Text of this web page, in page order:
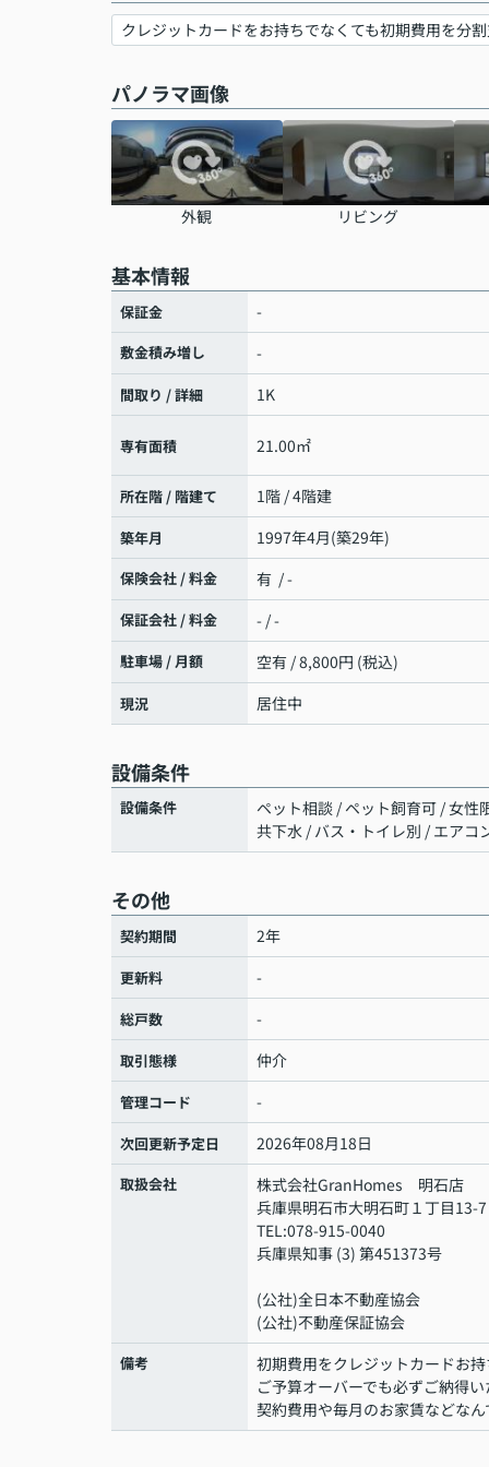
クレジットカードをお持ちでなくても初期費用を分
パノラマ画像
外観 リビング
基本情報
保証金 -
敷金積み増し -
間取り / 詳細 1K
専有面積 21.00㎡
所在階 / 階建て 1階 / 4階建
築年月 1997年4月(築29年)
保険会社 / 料金 有 / -
保証会社 / 料金 - / -
駐車場 / 月額 空有 / 8,800円 (税込)
現況 居住中
設備条件
設備条件
ペット相談 / ペット飼育可 / 女性
共下水 / バス・トイレ別 / エアコ
その他
契約期間 2年
更新料 -
総戸数 -
取引態様 仲介
管理コード -
次回更新予定日 2026年08月18日
取扱会社
株式会社GranHomes 明石店
兵庫県明石市大明石町１丁目13-
TEL:078-915-0040
兵庫県知事 (3) 第451373号
(公社)全日本不動産協会
(公社)不動産保証協会
備考
初期費用をクレジットカードお
ご予算オーバーでも必ずご納得
契約費用や毎月のお家賃などな